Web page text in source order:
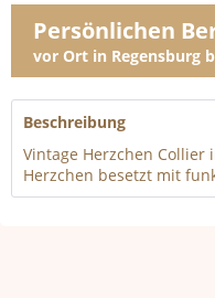
Persönlichen
vor Ort in Regensburg
Beschreibung
Vintage Herzchen Collier
Herzchen besetzt mit